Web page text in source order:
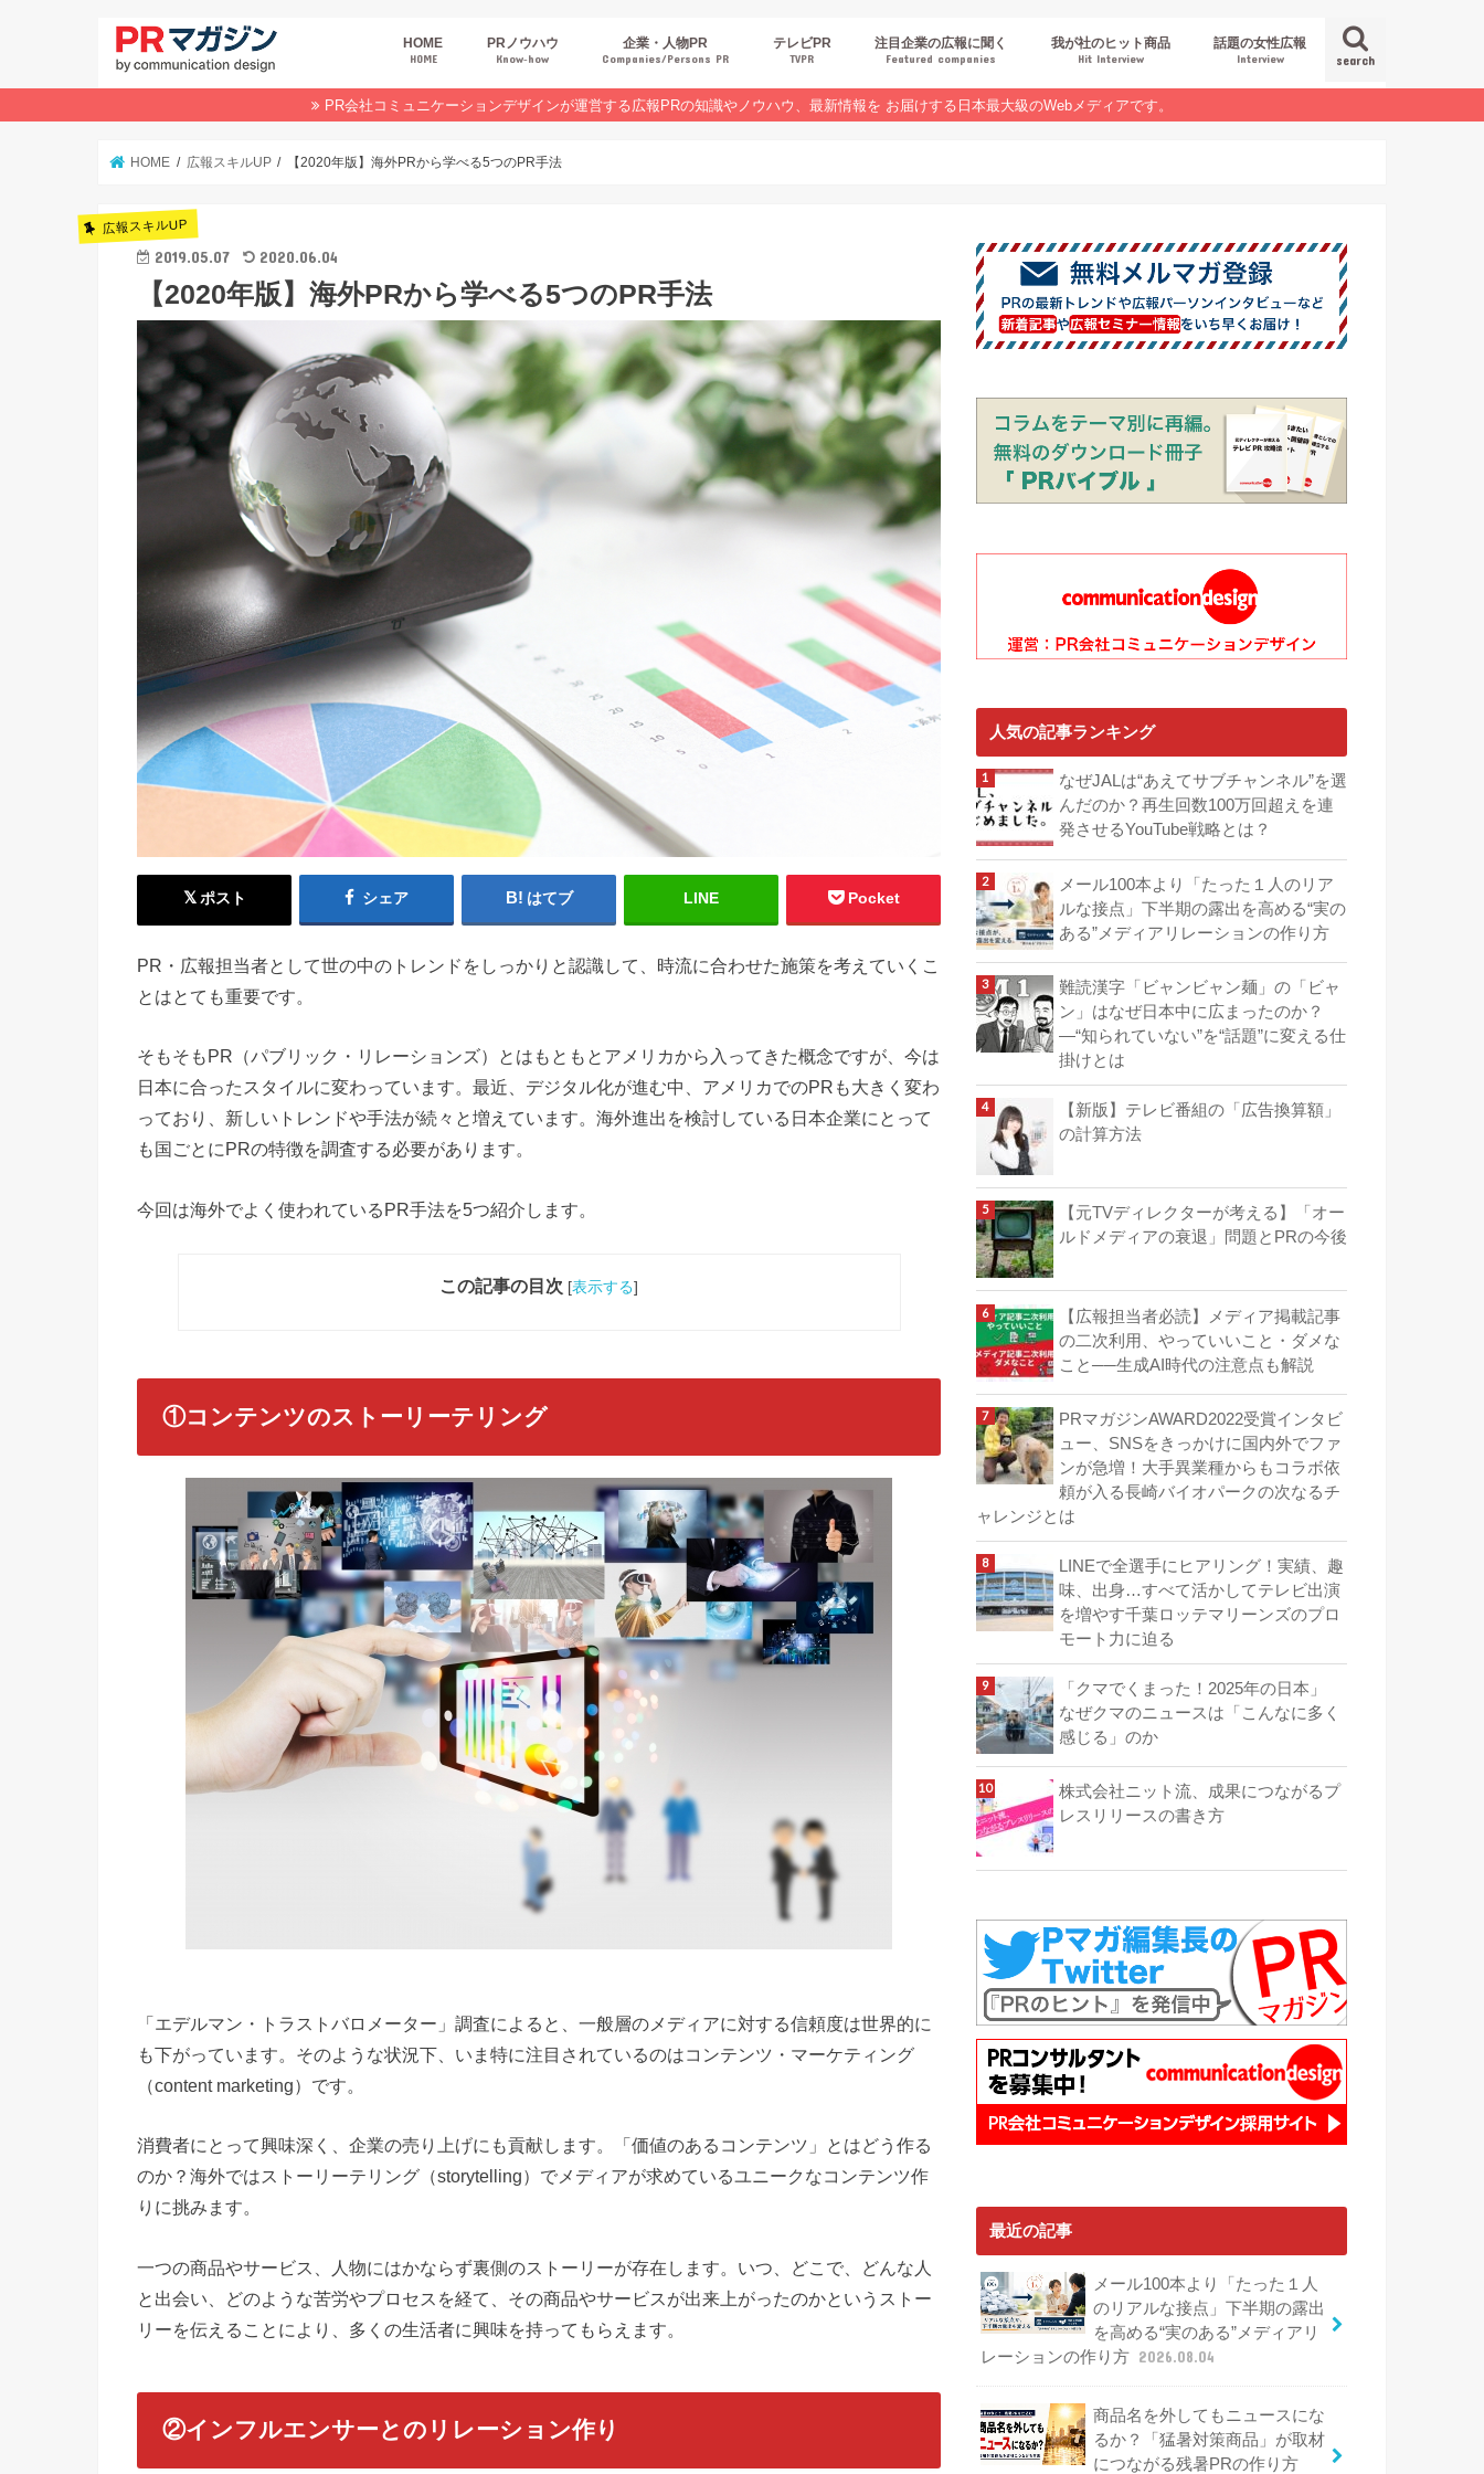
search
HOME
HOME
PRノウハウ
Know‐how
広報スキルUP
商品・サービスPR
デジタルPR
PRトレンド
イベントPR
業界コラム
オンラインセミナーレポート
企業・人物PR
Companies/Persons PR
テレビPR
TVPR
注目企業の広報に聞く
Featured companies
我が社のヒット商品
Hit Interview
話題の女性広報
Interview
PR会社コミュニケーションデザインが運営する広報PRの知識やノウハウ、最新情報を お届けする日本最大級のWebメディアです。
HOME 広報スキルUP 【2020年版】海外PRから学べる5つのPR手法
広報スキルUP
2019.05.07 2020.06.04
【2020年版】海外PRから学べる5つのPR手法
ポスト シェア はてブ LINE Pocket
PR・広報担当者として世の中のトレンドをしっかりと認識して、時流に合わせた施策を考えていくこ
とはとても重要です。
そもそもPR（パブリック・リレーションズ）とはもともとアメリカから入ってきた概念ですが、今は
日本に合ったスタイルに変わっています。最近、デジタル化が進む中、アメリカでのPRも大きく変わ
っており、新しいトレンドや手法が続々と増えています。海外進出を検討している日本企業にとって
も国ごとにPRの特徴を調査する必要があります。
今回は海外でよく使われているPR手法を5つ紹介します。
この記事の目次 [表示する]
①コンテンツのストーリーテリング
「エデルマン・トラストバロメーター」調査によると、一般層のメディアに対する信頼度は世界的に
も下がっています。そのような状況下、いま特に注目されているのはコンテンツ・マーケティング
（content marketing）です。
消費者にとって興味深く、企業の売り上げにも貢献します。「価値のあるコンテンツ」とはどう作る
のか？海外ではストーリーテリング（storytelling）でメディアが求めているユニークなコンテンツ作
りに挑みます。
一つの商品やサービス、人物にはかならず裏側のストーリーが存在します。いつ、どこで、どんな人
と出会い、どのような苦労やプロセスを経て、その商品やサービスが出来上がったのかというストー
リーを伝えることにより、多くの生活者に興味を持ってもらえます。
②インフルエンサーとのリレーション作り
人気の記事ランキング
なぜJALは“あえてサブチャンネル”を選
んだのか？再生回数100万回超えを連
発させるYouTube戦略とは？
メール100本より「たった１人のリア
ルな接点」下半期の露出を高める“実の
ある”メディアリレーションの作り方
難読漢字「ビャンビャン麺」の「ビャ
ン」はなぜ日本中に広まったのか？
―“知られていない”を“話題”に変える仕
掛けとは
【新版】テレビ番組の「広告換算額」
の計算方法
【元TVディレクターが考える】「オー
ルドメディアの衰退」問題とPRの今後
【広報担当者必読】メディア掲載記事
の二次利用、やっていいこと・ダメな
こと──生成AI時代の注意点も解説
PRマガジンAWARD2022受賞インタビ
ュー、SNSをきっかけに国内外でファ
ンが急増！大手異業種からもコラボ依
頼が入る長崎バイオパークの次なるチ
ャレンジとは
LINEで全選手にヒアリング！実績、趣
味、出身…すべて活かしてテレビ出演
を増やす千葉ロッテマリーンズのプロ
モート力に迫る
「クマでくまった！2025年の日本」
なぜクマのニュースは「こんなに多く
感じる」のか
株式会社ニット流、成果につながるプ
レスリリースの書き方
最近の記事
メール100本より「たった１人
のリアルな接点」下半期の露出
を高める“実のある”メディアリ
レーションの作り方 2026.08.04
商品名を外してもニュースにな
るか？「猛暑対策商品」が取材
につながる残暑PRの作り方